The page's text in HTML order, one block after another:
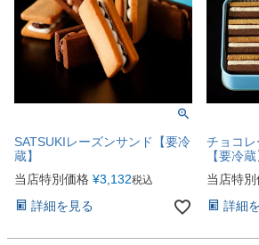
SATSUKIレーズンサンド【要冷
蔵】
当店特別価格 ¥3,132税込
詳細を見る
チョコ
【要冷蔵
当店特
詳細